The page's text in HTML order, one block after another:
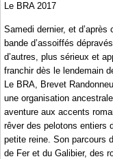
Le BRA 2017
Samedi dernier, et
bande d’assoiffés
d’autres, plus sérieux et
franchir dès le lendemain
Le BRA, Brevet
une organisation
aventure aux accents
rêver des pelotons entiers
petite reine. Son parcours
de Fer et du Galibier, des